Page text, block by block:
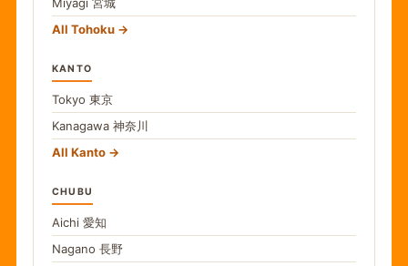
All Tohoku
KANTO
Tokyo 東京
Kanagawa 神奈川
All Kanto
CHUBU
Aichi 愛知
Nagano 長野